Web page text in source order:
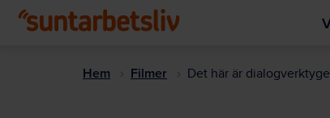
Hem Filmer Det här är